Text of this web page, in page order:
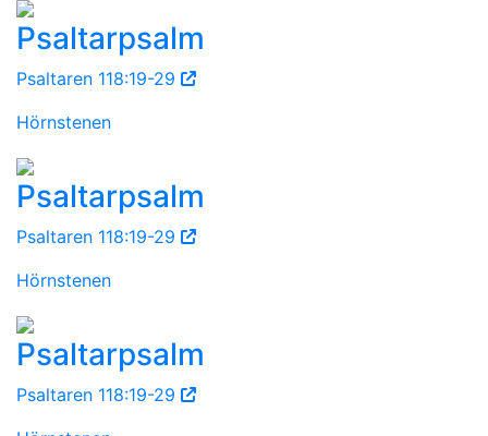
Psaltarpsalm
Psaltaren 118:19-29
Hörnstenen
Psaltarpsalm
Psaltaren 118:19-29
Hörnstenen
Psaltarpsalm
Psaltaren 118:19-29